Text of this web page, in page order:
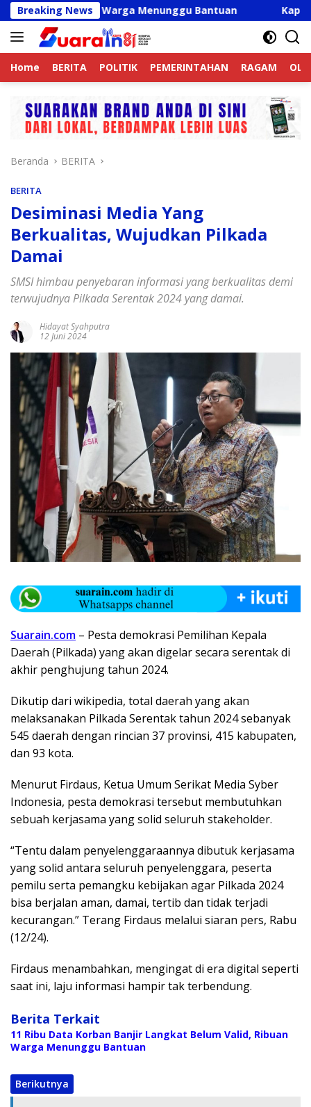
Langsung
ke
konten
Breaking News
Ribuan Warga Menunggu Bantuan Kapolres
Home BERITA POLITIK PEMERINTAHAN RAGAM
Beranda BERITA
BERITA
Desiminasi Media Yang
Berkualitas, Wujudkan Pilkada
Damai
SMSI himbau penyebaran informasi yang berkualitas demi
terwujudnya Pilkada Serentak 2024 yang damai.
Hidayat Syahputra
12 Juni 2024
Suarain.com – Pesta demokrasi Pemilihan Kepala
Daerah (Pilkada) yang akan digelar secara serentak di
akhir penghujung tahun 2024.
Dikutip dari wikipedia, total daerah yang akan
melaksanakan Pilkada Serentak tahun 2024 sebanyak
545 daerah dengan rincian 37 provinsi, 415 kabupaten,
dan 93 kota.
Menurut Firdaus, Ketua Umum Serikat Media Syber
Indonesia, pesta demokrasi tersebut membutuhkan
sebuah kerjasama yang solid seluruh stakeholder.
“Tentu dalam penyelenggaraannya dibutuk kerjasama
yang solid antara seluruh penyelenggara, peserta
pemilu serta pemangku kebijakan agar Pilkada 2024
bisa berjalan aman, damai, tertib dan tidak terjadi
kecurangan.” Terang Firdaus melalui siaran pers, Rabu
(12/24).
Firdaus menambahkan, mengingat di era digital seperti
saat ini, laju informasi hampir tak terbendung.
Berita Terkait
11 Ribu Data Korban Banjir Langkat Belum Valid, Ribuan
Warga Menunggu Bantuan
Berikutnya